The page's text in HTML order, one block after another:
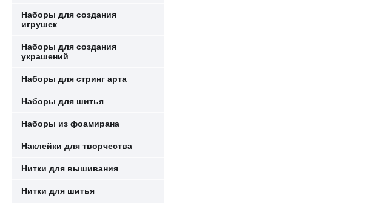
Наборы для создания
игрушек
Наборы для создания
украшений
Наборы для стринг арта
Наборы для шитья
Наборы из фоамирана
Наклейки для творчества
Нитки для вышивания
Нитки для шитья